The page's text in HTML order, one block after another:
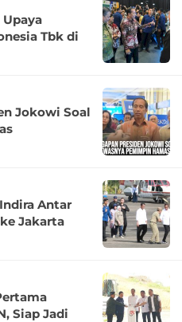
Tbk di
Jokowi Soal
Antar
Jakarta
Siap Jadi